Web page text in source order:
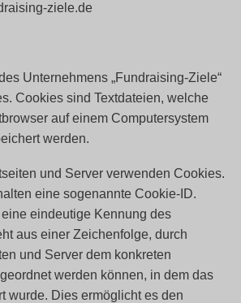
ziele.de
Unternehmens „Fundraising-Ziele“
Cookies sind Textdateien, welche
auf einem Computersystem
werden.
und Server verwenden Cookies.
eine sogenannte Cookie-ID.
eindeutige Kennung des
aus einer Zeichenfolge, durch
und Server dem konkreten
werden können, in dem das
wurde. Dies ermöglicht es den